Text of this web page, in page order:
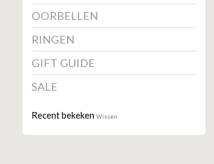
OORBELLEN
RINGEN
GIFT GUIDE
SALE
Recent bekeken Wissen